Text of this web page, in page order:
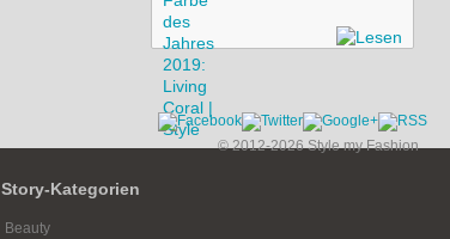
© 2012-2026 Style my Fashion
Story-Kategorien
Beauty